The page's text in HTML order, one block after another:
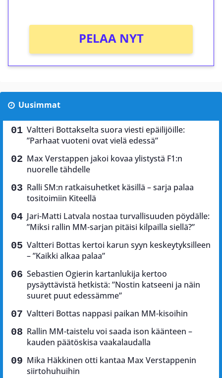
PELAA NYT
Uusimmat
Valtteri Bottakselta suora viesti epäilijöille:
”Parhaat vuoteni ovat vielä edessä”
Max Verstappen jakoi kovaa ylistystä F1:n
nuorelle tähdelle
Ralli SM:n ratkaisuhetket käsillä – sarja palaa
tositoimiin Kiteellä
Jari-Matti Latvala nostaa turvallisuuden pöydälle:
”Miksi rallin MM-sarjan pitäisi kilpailla siellä?”
Valtteri Bottas kertoi karun syyn keskeytyksilleen
– ”Kaikki alkaa palaa”
Sebastien Ogierin kartanlukija kertoo
pysäyttävistä hetkistä: ”Nostin katseeni ja näin
suuret puut edessämme”
Valtteri Bottas nappasi paikan MM-kisoihin
Rallin MM-taistelu voi saada ison käänteen –
kauden päätöskisa vaakalaudalla
Mika Häkkinen otti kantaa Max Verstappenin
siirtohuhuihin